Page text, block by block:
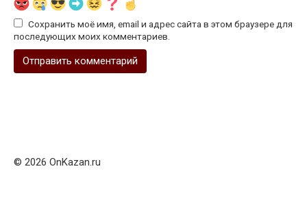
Сохранить моё имя, email и адрес сайта в этом браузере для
последующих моих комментариев.
© 2026 OnKazan.ru